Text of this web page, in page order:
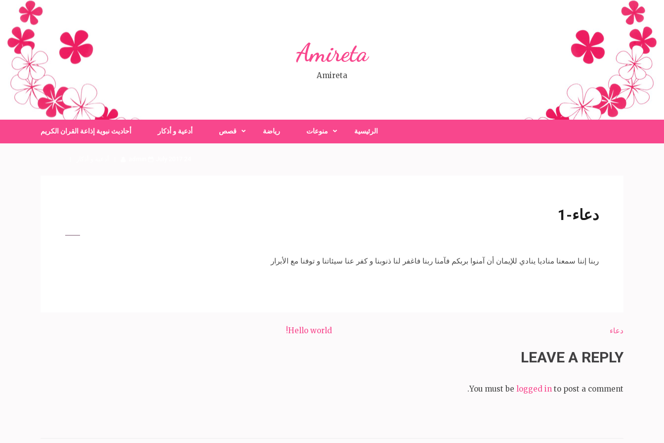
content
(Press
Enter)
Amireta
Amireta
الرئيسية منوعات رياضة قصص أدعية و أذكار أحاديث نبوية إذاعة القران الكريم
دعاء-1
ربنا إننا سمعنا مناديا ينادي للإيمان أن آمنوا بربكم فآمنا ربنا فاغفر لنا ذنوبنا و كفر عنا سيئاتنا و توفنا مع الأبرار
Post
Hello world! دعاء
LEAVE A REPLY
You must be logged in to post a comment.